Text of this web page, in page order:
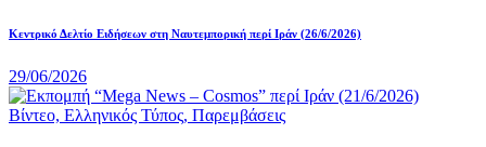
Κεντρικό Δελτίο Ειδήσεων στη Ναυτεμπορική περί Iράν (26/6/2026)
29/06/2026
Βίντεο, Ελληνικός Τύπος, Παρεμβάσεις